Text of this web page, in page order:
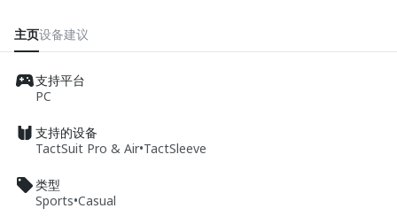
主页设备建议
支持平台
PC
支持的设备
TactSuit Pro & Air•TactSleeve
类型
Sports•Casual